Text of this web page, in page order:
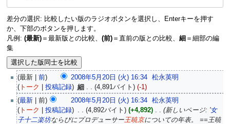
ゲ
ー
シ
ョ
ン
移
に
移
動
差分の選択: 比較したい版のラジオボタンを選択し、Enterキーを押す
か、下部のボタンを押します。
凡例: (最新)＝最新版との比較、 (前)＝直前の版との比較、 細 ＝細部の編
集
最新 前 2008年5月20日 (火) 16:34
松永英明
トーク
投稿記録 細 4,891バイト
-1
最新
前 2008年5月20日 (火) 16:34
松永英明
トーク
投稿記録 4,892バイト +4,892 ‎ 新しいページ: '女
子十二楽坊ならびにプロデューサー王暁京についての年表。 ==王暁